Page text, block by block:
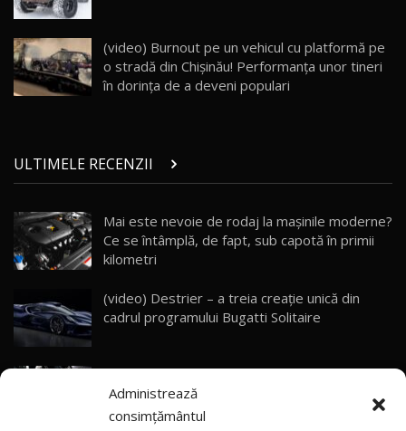
Administrează
consimțământul
26
AutoBlog.MD
10:57
Test Drive: Noile modele FENDT! Cum e să
28
Noul Geely Monjaro 2025! Mai ieftin și mai
dotat / Test Drive AutoBlog.MD
29
ZEEKR 9X - PRIMUL TEST DRIVE ÎN ROMÂNĂ!
CUM SE CONDUCE?
33:40
30
Primele impresii despre BYD Seal U DM-i,
Sealion 7 și Seal 5 DM-i / Test Drive
AutoBlog.MD
13:56
(video) Burnout pe un vehicul cu platformă pe
o stradă din Chișinău! Performanţa unor tineri
în dorința de a deveni populari
ULTIMELE RECENZII
Mai este nevoie de rodaj la mașinile moderne?
Ce se întâmplă, de fapt, sub capotă în primii
kilometri
(video) Destrier – a treia creație unică din
cadrul programului Bugatti Solitaire
(video) SRT prezintă tehnologia eBoost Air
care elimină decalajul turbo